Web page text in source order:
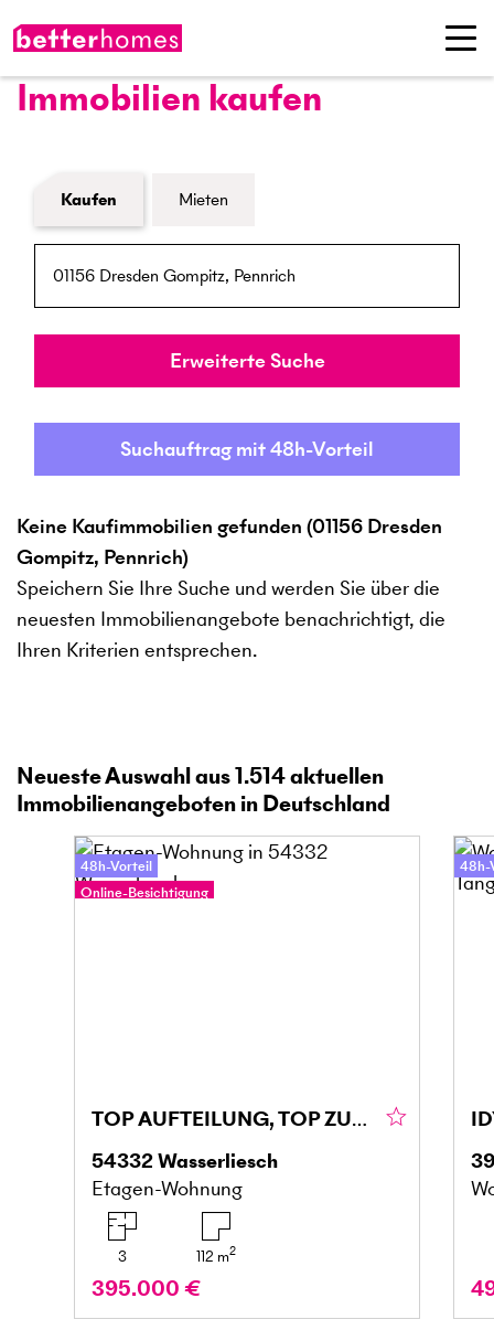
Immobilien kaufen
Formular Immobiliensuche
Kaufen Mieten
PLZ / Ort
Umkreis
Erweiterte Suche
Suchauftrag mit 48h-Vorteil
Keine Kaufimmobilien gefunden (01156 Dresden
Gompitz, Pennrich)
Speichern Sie Ihre Suche und werden Sie über die
neuesten Immobilienangebote benachrichtigt, die
Ihren Kriterien entsprechen.
Neueste Auswahl aus1.514aktuellen
Immobilienangeboten in Deutschland
48h-Vorteil
Online-Besichtigung
TOP AUFTEILUNG, TOP ZUSTAND, FAMIELIENFREUNDLICH
54332Wasserliesch
Etagen-Wohnung
3 112 m2
395.000 €
48h-